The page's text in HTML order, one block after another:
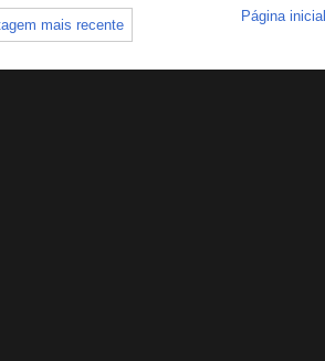
mais recente
Página inicial